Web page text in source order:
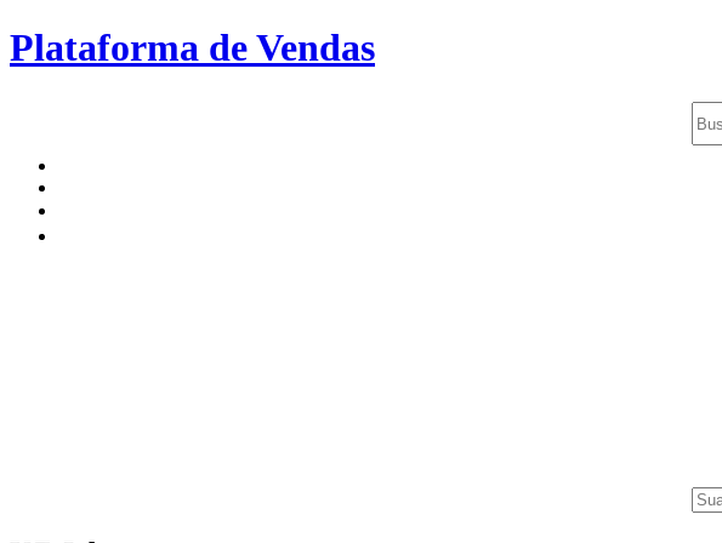
Plataforma de Vendas